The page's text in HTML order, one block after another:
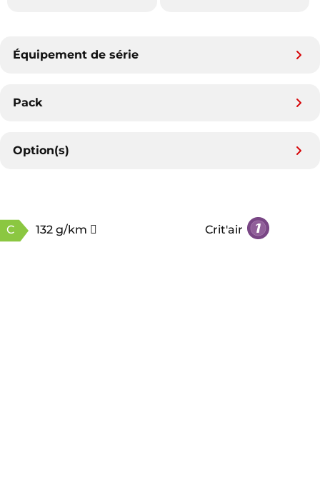
Équipement de série
Pack
Option(s)
C 132 g/km Crit'air